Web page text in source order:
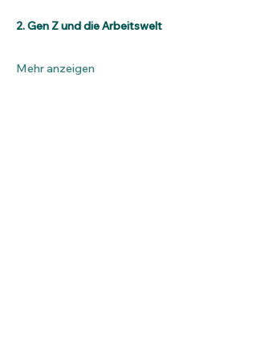
2. Gen Z und die Arbeitswelt
Mehr anzeigen